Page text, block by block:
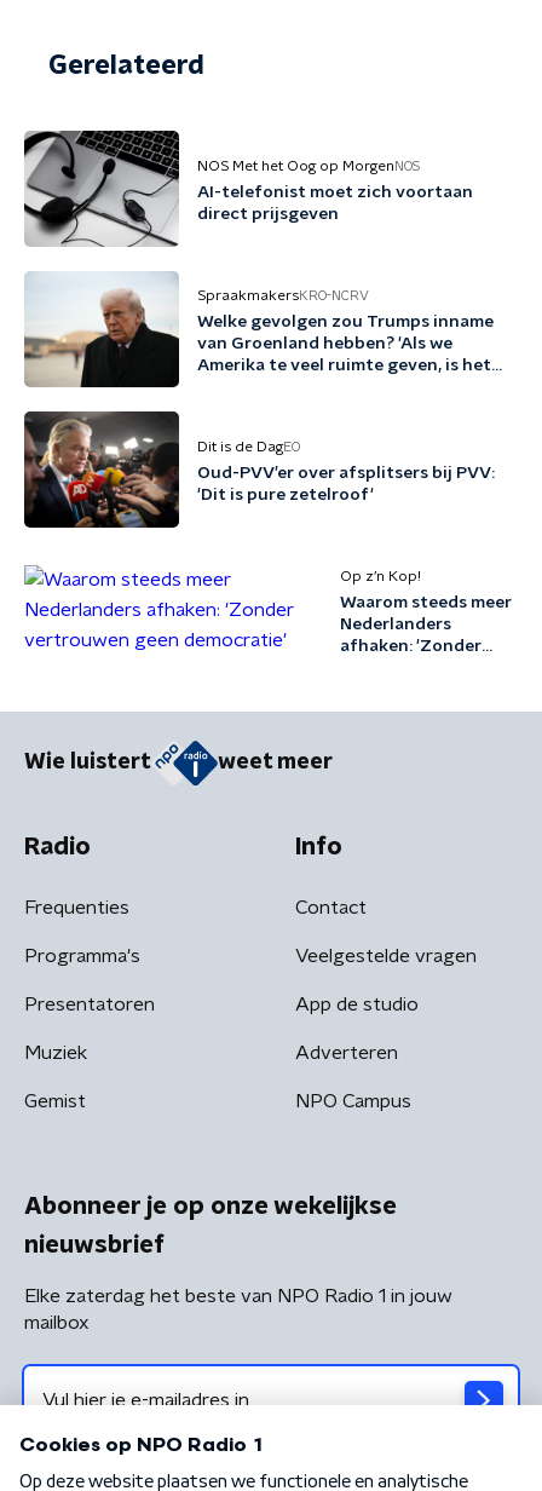
Gerelateerd
NOS Met het Oog op Morgen NOS
AI-telefonist moet zich voortaan
direct prijsgeven
SpraakmakersKRO-NCRV
Welke gevolgen zou Trumps inname
van Groenland hebben? 'Als we
Amerika te veel ruimte geven, is het
Dit is de DagEO
Oud-PVV’er over afsplitsers bij PVV:
'Dit is pure zetelroof'
Op z’n Kop!
Waarom steeds meer
Nederlanders
afhaken: 'Zonder
Wie luistert weet meer
Radio
Frequenties
Programma's
Presentatoren
Muziek
Gemist
Info
Contact
Veelgestelde vragen
App de studio
Adverteren
NPO Campus
Abonneer je op onze wekelijkse
nieuwsbrief
Elke zaterdag het beste van NPO Radio 1 in jouw
mailbox